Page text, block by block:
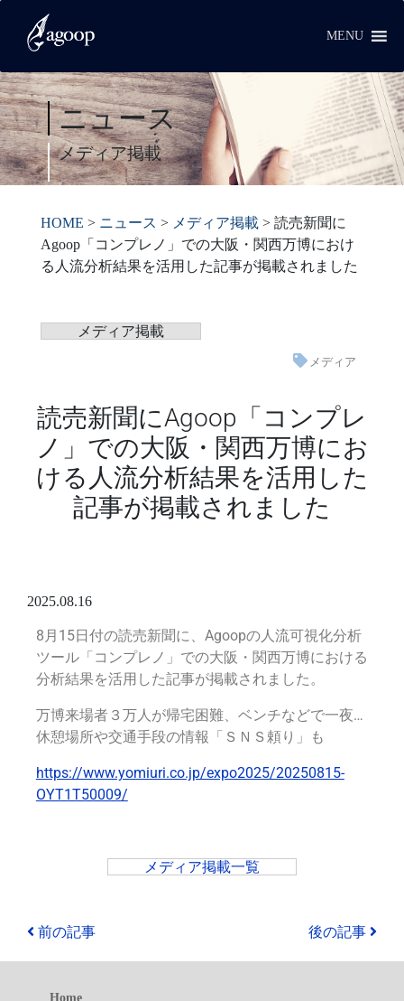
MENU
ニュース
メディア掲載
HOME > ニュース > メディア掲載> 読売新聞に
Agoop「コンプレノ」での大阪・関西万博におけ
る人流分析結果を活用した記事が掲載されました
メディア掲載
メディア
読売新聞にAgoop「コンプレ
ノ」での大阪・関西万博にお
ける人流分析結果を活用した
記事が掲載されました
2025.08.16
8月15日付の読売新聞に、Agoopの人流可視化分析
ツール「コンプレノ」での大阪・関西万博における
分析結果を活用した記事が掲載されました。
万博来場者３万人が帰宅困難、ベンチなどで一夜…
休憩場所や交通手段の情報「ＳＮＳ頼り」も
https://www.yomiuri.co.jp/expo2025/20250815-
OYT1T50009/
メディア掲載一覧
前の記事 後の記事
Home